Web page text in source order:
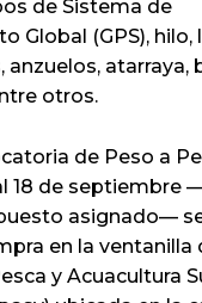
de Sistema de
Global (GPS), hilo,
anzuelos, atarraya,
otros.
de Peso a
18 de septiembre
asignado—
en la ventanilla
y Acuacultura